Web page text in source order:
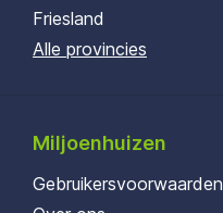
Friesland
Alle provincies
Miljoenhuizen
Gebruikersvoorwaarden